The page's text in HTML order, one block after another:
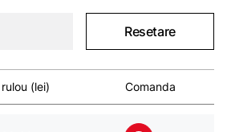
Resetare
(lei) Comanda